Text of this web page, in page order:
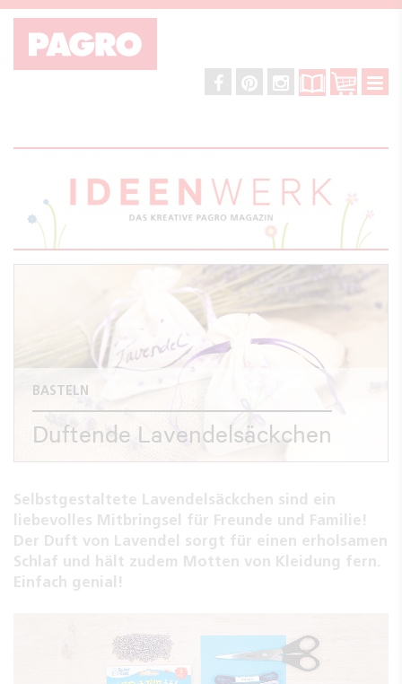
BASTELN
Duftende Lavendelsäckchen
Selbstgestaltete Lavendelsäckchen sind ein
liebevolles Mitbringsel für Freunde und Familie!
Der Duft von Lavendel sorgt für einen erholsamen
Schlaf und hält zudem Motten von Kleidung fern.
Einfach genial!